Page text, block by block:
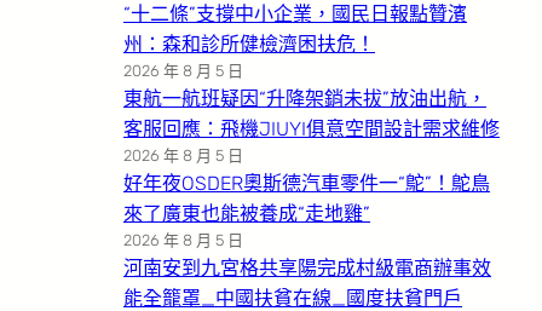
“十二條”支撐中小企業，國民日報點贊濱
州：森和診所健檢濟困扶危！
2026 年 8 月 5 日
東航一航班疑因“升降架銷未拔”放油出航，
客服回應：飛機JIUYI俱意空間設計需求維修
2026 年 8 月 5 日
好年夜OSDER奧斯德汽車零件一“鴕”！鴕鳥
來了廣東也能被養成“走地雞”
2026 年 8 月 5 日
河南安到九宮格共享陽完成村級電商辦事效
能全籠罩_中國扶貧在線_國度扶貧門戶